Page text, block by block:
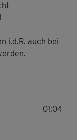
i.d.R. auch bei
01:04